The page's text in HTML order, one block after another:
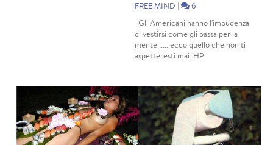
FREE MIND |
6
Gli Americani hanno l'impudenza
di vestirsi come gli passa per la
mente ..... ecco quello che non ti
aspetteresti mai. HP